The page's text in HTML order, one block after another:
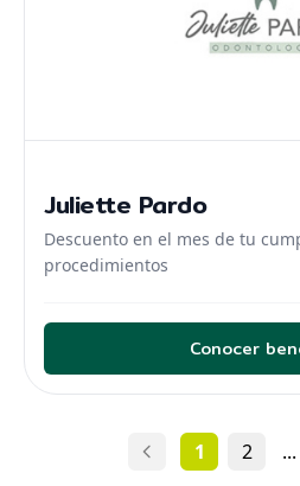
Juliette Pardo
Descuento en el mes de tu
procedimientos
Conocer
1 2 ...